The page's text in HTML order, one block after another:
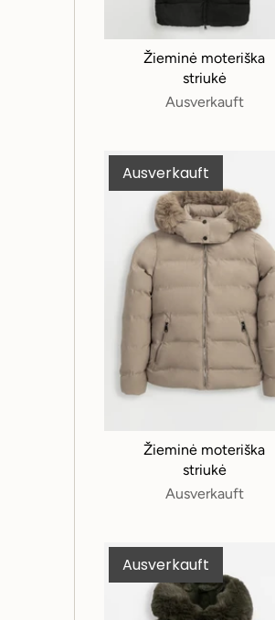
Žieminė moteriška
striukė
Ausverkauft
Ausverkauft
Žieminė moteriška
striukė
Ausverkauft
Ausverkauft